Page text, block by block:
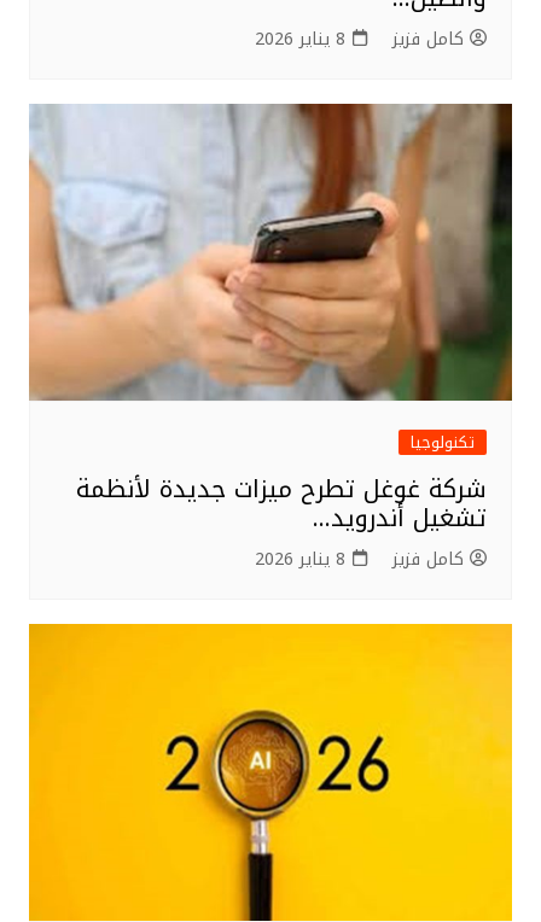
كامل فزيز 8 يناير 2026
تكنولوجيا
شركة غوغل تطرح ميزات جديدة لأنظمة
تشغيل أندرويد…
كامل فزيز 8 يناير 2026